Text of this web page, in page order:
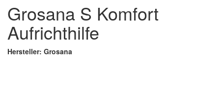
Grosana S Komfort
Aufrichthilfe
Hersteller: Grosana